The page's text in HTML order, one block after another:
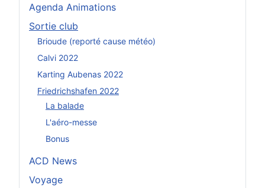
Agenda Animations
Sortie club
Brioude (reporté cause météo)
Calvi 2022
Karting Aubenas 2022
Friedrichshafen 2022
La balade
L'aéro-messe
Bonus
ACD News
Voyage